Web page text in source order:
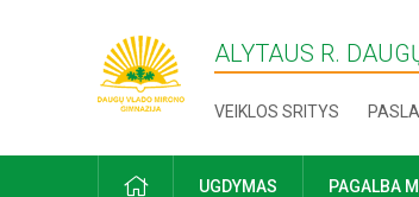
ALYTAUS R.
VEIKLOS SRITYS
PRADŽIAUGDYMAS PAGALBA